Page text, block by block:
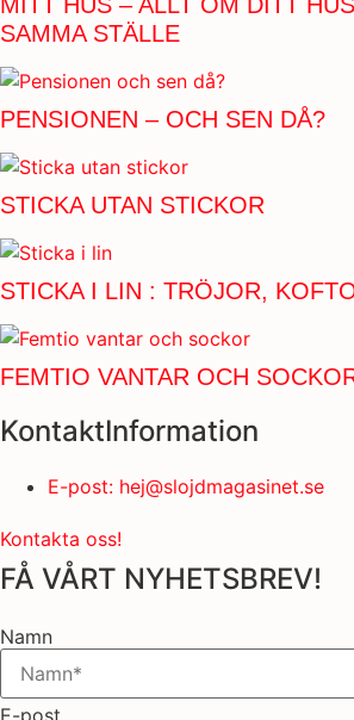
SAMMA STÄLLE
PENSIONEN – OCH SEN DÅ?
STICKA UTAN STICKOR
STICKA I LIN : TRÖJOR,
FEMTIO VANTAR OCH
KontaktInformation
E-post: hej@slojdmagasinet.se
Kontakta oss!
FÅ VÅRT NYHETSBREV!
Namn